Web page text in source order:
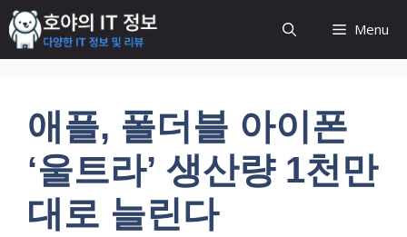
컨
텐
츠
Menu
애플, 폴더블 아이폰
‘울트라’ 생산량 1천만
대로 늘린다